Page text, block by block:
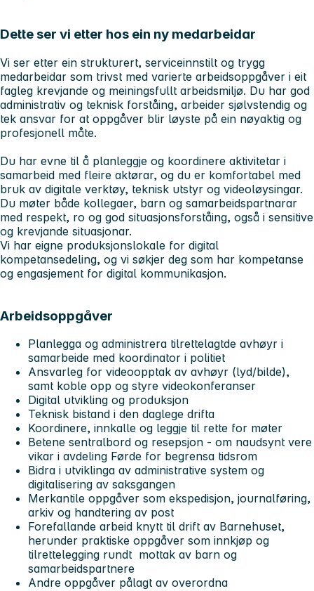
Dette ser vi etter hos ein ny medarbeidar
Vi ser etter ein strukturert, serviceinnstilt og trygg
medarbeidar som trivst med varierte arbeidsoppgåver i eit
fagleg krevjande og meiningsfullt arbeidsmiljø. Du har god
administrativ og teknisk forståing, arbeider sjølvstendig og
tek ansvar for at oppgåver blir løyste på ein nøyaktig og
profesjonell måte.
Du har evne til å planleggje og koordinere aktivitetar i
samarbeid med fleire aktørar, og du er komfortabel med
bruk av digitale verktøy, teknisk utstyr og videoløysingar.
Du møter både kollegaer, barn og samarbeidspartnarar
med respekt, ro og god situasjonsforståing, også i sensitive
og krevjande situasjonar.
Vi har eigne produksjonslokale for digital
kompetansedeling, og vi søkjer deg som har kompetanse
og engasjement for digital kommunikasjon.
Arbeidsoppgåver
Planlegga og administrera tilrettelagtde avhøyr i
samarbeide med koordinator i politiet
Ansvarleg for videoopptak av avhøyr (lyd/bilde),
samt koble opp og styre videokonferanser
Digital utvikling og produksjon
Teknisk bistand i den daglege drifta
Koordinere, innkalle og leggje til rette for møter
Betene sentralbord og resepsjon - om naudsynt vere
vikar i avdeling Førde for begrensa tidsrom
Bidra i utviklinga av administrative system og
digitalisering av saksgangen
Merkantile oppgåver som ekspedisjon, journalføring,
arkiv og handtering av post
Forefallande arbeid knytt til drift av Barnehuset,
herunder praktiske oppgåver som innkjøp og
tilrettelegging rundt mottak av barn og
samarbeidspartnere
Andre oppgåver pålagt av overordna